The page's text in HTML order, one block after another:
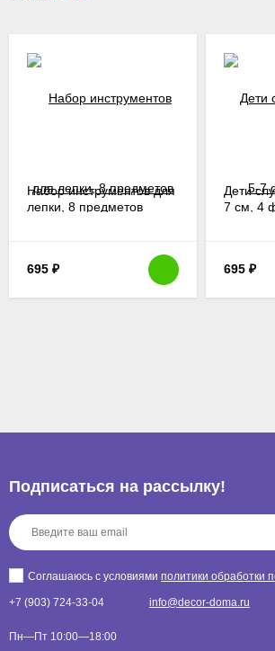
Набор инструментов для
лепки, 8 предметов
695 ₽
Дети
7 см, 4
695 ₽
Подписаться на рассылкy!
Соглашаюсь с условиями политики обработки
+7 (903) 724-33-04 info@decor-doma.ru
Пн—Пт 10:00—18:00